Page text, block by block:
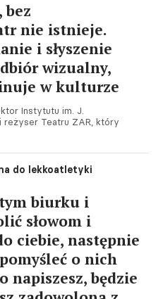
bez
nie istnieje.
i słyszenie
wizualny,
w kulturze
Instytutu im. J.
reżyser Teatru ZAR, który
do lekkoatletyki
biurku i
słowom i
ciebie, następnie
o nich
napiszesz, będzie